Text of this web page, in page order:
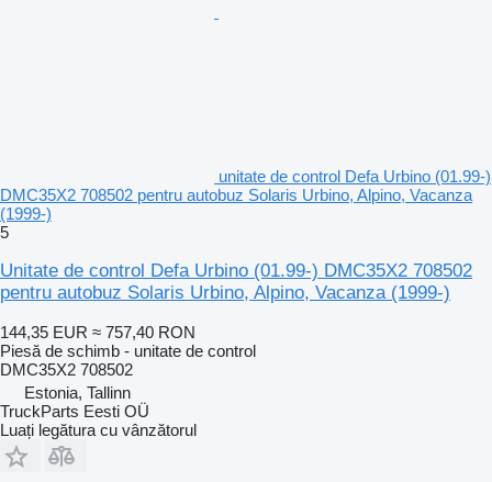
unitate de control Defa Urbino (01.99-)
DMC35X2 708502 pentru autobuz Solaris Urbino, Alpino, Vacanza
(1999-)
5
Unitate de control Defa Urbino (01.99-) DMC35X2 708502
pentru autobuz Solaris Urbino, Alpino, Vacanza (1999-)
144,35 EUR ≈ 757,40 RON
Piesă de schimb - unitate de control
DMC35X2 708502
Estonia, Tallinn
TruckParts Eesti OÜ
Luați legătura cu vânzătorul